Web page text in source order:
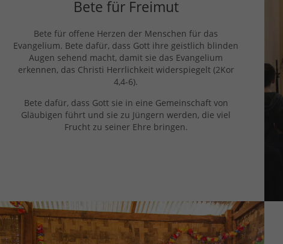
Bete für Freimut
Bete für offene Herzen der Menschen für das
Evangelium. Bete dafür, dass Gott ihre geistlich blinden
Augen sehend macht, damit sie das Evangelium
erkennen, das Christi Herrlichkeit widerspiegelt (2Kor
4,4-6).
Bete dafür, dass Gott sie in eine Gemeinschaft von
Gläubigen führt und sie zu Jüngern werden, die viel
Frucht zu seiner Ehre bringen.